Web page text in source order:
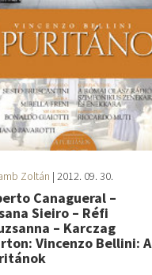
Zoltán | 2012. 09. 30.
Canagueral –
Sieiro – Réfi
– Karczag
Vincenzo Bellini: A